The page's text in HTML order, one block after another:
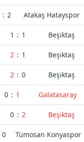
: 2 Atakaş Hatayspor
1 : 1 Beşiktaş
2 : 1 Beşiktaş
2 : 0 Beşiktaş
0 : 1 Galatasaray
0 : 2 Beşiktaş
0 Tümosan Konyaspor